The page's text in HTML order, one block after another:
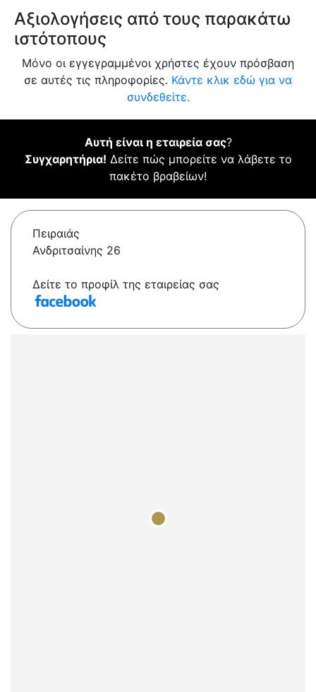
Αξιολογήσεις από τους παρακάτω
ιστότοπους
Μόνο οι εγγεγραμμένοι χρήστες έχουν πρόσβαση
σε αυτές τις πληροφορίες. Κάντε κλικ εδώ για να
συνδεθείτε.
Αυτή είναι η εταιρεία σας?
Συγχαρητήρια! Δείτε πώς μπορείτε να λάβετε το
πακέτο βραβείων!
Πειραιάς
Ανδριτσαίνης 26
Δείτε το προφίλ της εταιρείας σας